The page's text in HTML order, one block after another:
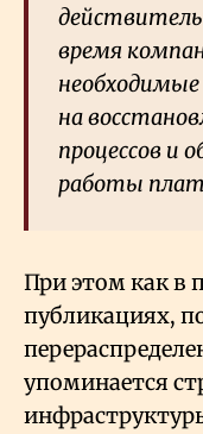
время
необходимые
на
процессов и
работы
При этом как в
публикациях,
упоминается